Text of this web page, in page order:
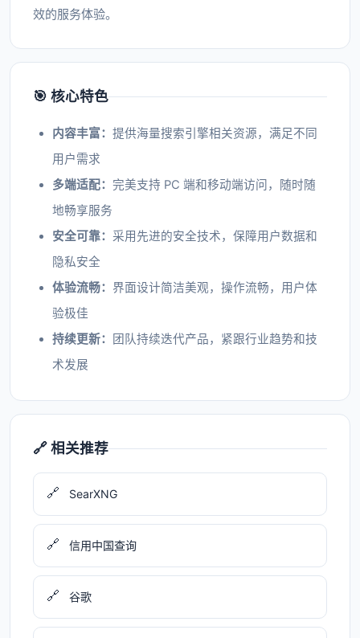
效的服务体验。
🎯 核心特色
内容丰富： 提供海量搜索引擎相关资源，满足不同
用户需求
多端适配： 完美支持 PC 端和移动端访问，随时随
地畅享服务
安全可靠： 采用先进的安全技术，保障用户数据和
隐私安全
体验流畅： 界面设计简洁美观，操作流畅，用户体
验极佳
持续更新：
团队持续迭代产品，紧跟行业趋势和技
术发展
🔗 相关推荐
🔗 SearXNG
🔗 信用中国查询
🔗 谷歌